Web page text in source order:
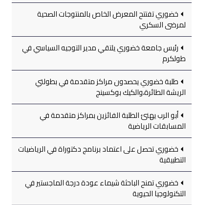
خضوري تفتتح المعرض الخاص بالمنتوجات الصحية
لمرضى السكري
رئيس جامعة خضوري يلتقي مدير التوجيه السياسي في
طولكرم
طلبة خضوري يحصدون مراكز متقدمة في بطولتي
الريشة الطائرة،والكيك بوكسينج
أبو الرب يهنئ الطلبة الفائزين بمراكز متقدمة في
المسابقات الرياضية
خضوري تحصل على اعتماد برنامج دكتوراة في الرياضيات
التطبيقية
خضوري تمنح الباحثة شيماء عودة درجة الماجستير في
التكنولوجيا الحيوية